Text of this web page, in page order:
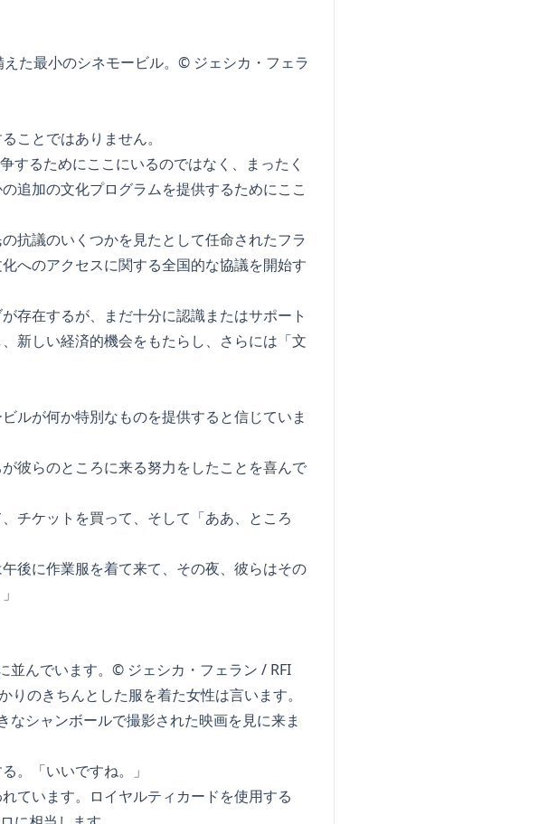
た最小のシネモービル。© ジェシカ・フェラ
ことではありません。
するためにここにいるのではなく、まったく
追加の文化プログラムを提供するためにここ
抗議のいくつかを見たとして任命されたフラ
へのアクセスに関する全国的な協議を開始す
存在するが、まだ十分に認識またはサポート
新しい経済的機会をもたらし、さらには「文
ルが何か特別なものを提供すると信じていま
彼らのところに来る努力をしたことを喜んで
チケットを買って、そして「ああ、ところ
後に作業服を着て来て、その夜、彼らはその
並んでいます。© ジェシカ・フェラン / RFI
のきちんとした服を着た女性は言います。
シャンボールで撮影された映画を見に来ま
。「いいですね。」
ています。ロイヤルティカードを使用する